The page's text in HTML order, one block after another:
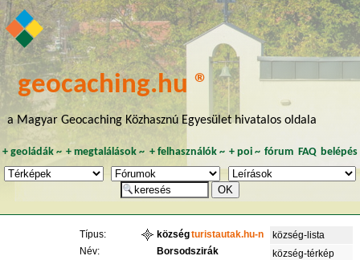
geocaching.hu ®
a Magyar Geocaching Közhasznú Egyesület hivatalos oldala
+ geoládák~ +megtalálások ~ + felhasználók~ + poi~ fórum FAQ belépés
Típus: községturistautak.hu-n
Név:
Borsodszirák
község-lista
község-térkép